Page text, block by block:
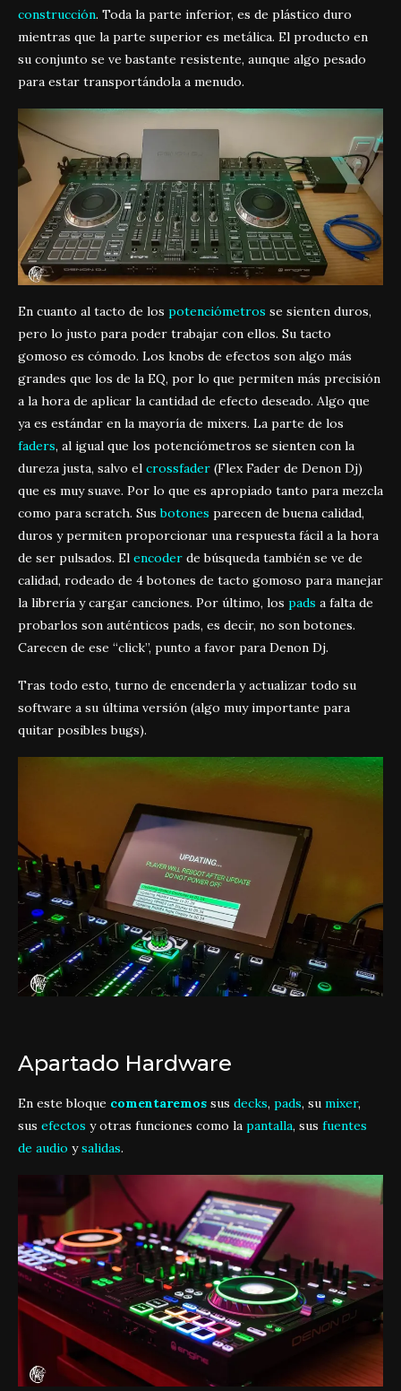
construcción. Toda la parte inferior, es de plástico duro
mientras que la parte superior es metálica. El producto en
su conjunto se ve bastante resistente, aunque algo pesado
para estar transportándola a menudo.
En cuanto al tacto de los potenciómetros se sienten duros,
pero lo justo para poder trabajar con ellos. Su tacto
gomoso es cómodo. Los knobs de efectos son algo más
grandes que los de la EQ, por lo que permiten más precisión
a la hora de aplicar la cantidad de efecto deseado. Algo que
ya es estándar en la mayoría de mixers. La parte de los
faders, al igual que los potenciómetros se sienten con la
dureza justa, salvo el crossfader (Flex Fader de Denon Dj)
que es muy suave. Por lo que es apropiado tanto para mezcla
como para scratch. Susbotones parecen de buena calidad,
duros y permiten proporcionar una respuesta fácil a la hora
de ser pulsados. El encoder de búsqueda también se ve de
calidad, rodeado de 4 botones de tacto gomoso para manejar
la librería y cargar canciones. Por último, los pads a falta de
probarlos son auténticos pads, es decir, no son botones.
Carecen de ese “click”, punto a favor para Denon Dj.
Tras todo esto, turno de encenderla y actualizar todo su
software a su última versión (algo muy importante para
quitar posibles bugs).
Apartado Hardware
En este bloque comentaremos sus decks, pads, su mixer,
sus efectos y otras funciones como la pantalla, sus fuentes
de audio ysalidas.